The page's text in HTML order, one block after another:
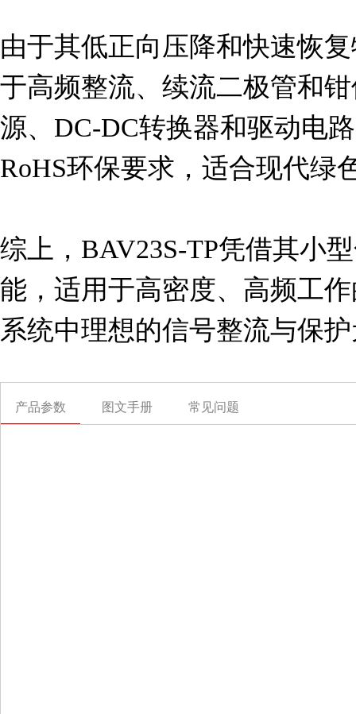
由于其低正向压降和快速恢
于高频整流、续流二极管和
源、DC-DC转换器和驱动电
RoHS环保要求，适合现代绿
综上，BAV23S-TP凭借其小
能，适用于高密度、高频工
系统中理想的信号整流与保
产品参数 图文手册 常见问题